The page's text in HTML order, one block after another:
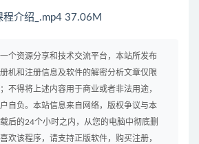
程介绍_.mp4 37.06M
个资源分享和技术交流平台，本站所发布
机和注册信息及软件的解密分析文章仅限
不得将上述内容用于商业或者非法用途，
自负。本站信息来自网络，版权争议与本
后的24个小时之内，从您的电脑中彻底删
欢该程序，请支持正版软件，购买注册，